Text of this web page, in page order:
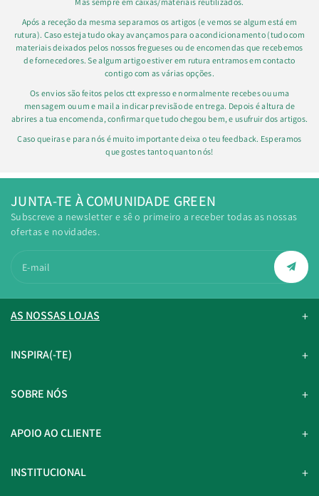
Após a receção da mesma separamos os artigos (e vemos se algum está em
rutura). Caso esteja tudo okay avançamos para o acondicionamento (tudo com
materiais deixados pelos nossos fregueses ou de encomendas que recebemos
de fornecedores. Se algum artigo estiver em rutura entramos em contacto
contigo com as várias opções.
Os envios são feitos pelos ctt expresso e normalmente recebes ou uma
mensagem ou um e mail a indicar previsão de entrega. Depois é altura de
abrires a tua encomenda, confirmar que tudo chegou bem, e usufruir dos artigos.
Caso queiras e para nós é muito importante deixa o teu feedback. Esperamos
que gostes tanto quanto nós!
JUNTA-TE À COMUNIDADE GREEN
Subscreve a newsletter e sê o primeiro a receber todas as nossas
ofertas e novidades.
E-mail
AS NOSSAS LOJAS
INSPIRA(-TE)
SOBRE NÓS
APOIO AO CLIENTE
INSTITUCIONAL